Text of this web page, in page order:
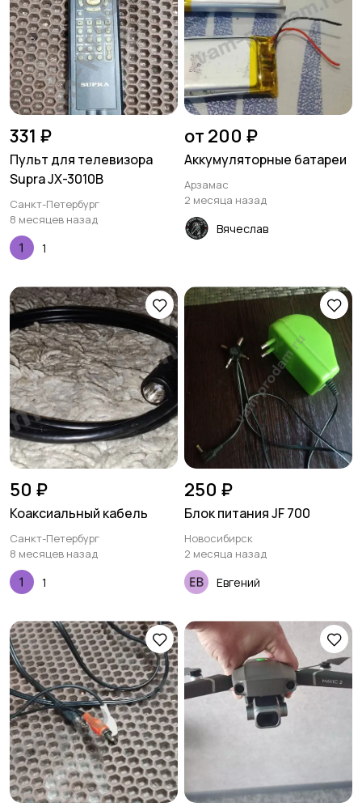
331 ₽
Пульт для телевизора
Supra JX-3010B
Санкт-Петербург
8 месяцев назад
1
от 200 ₽
Аккумуляторные батареи
Арзамас
2 месяца назад
Вячеслав
50 ₽
Коаксиальный кабель
Санкт-Петербург
8 месяцев назад
1
250 ₽
Блок питания JF 700
Новосибирск
2 месяца назад
Евгений